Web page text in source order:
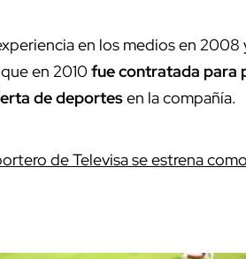
en los medios en 2008
en 2010 fue contratada para
de deportesen la compañía.
de Televisa se estrena